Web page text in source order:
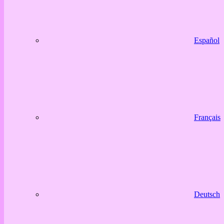
Español
Français
Deutsch